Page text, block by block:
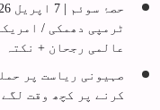
ٹرمپی دھمکی /
عالمی رجحان + نکتہ
صہیونی ریاست پر
کرنے پر کچھ وقت